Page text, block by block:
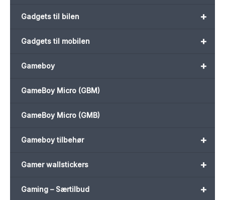
+
Gadgets til bilen
+
Gadgets til mobilen
+
Gameboy
GameBoy Micro (GBM)
GameBoy Micro (GMB)
+
Gameboy tilbehør
+
Gamer wallstickers
+
Gaming – Særtilbud